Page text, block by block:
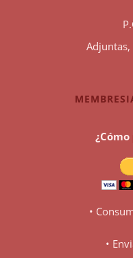
Adjuntas,
•
•